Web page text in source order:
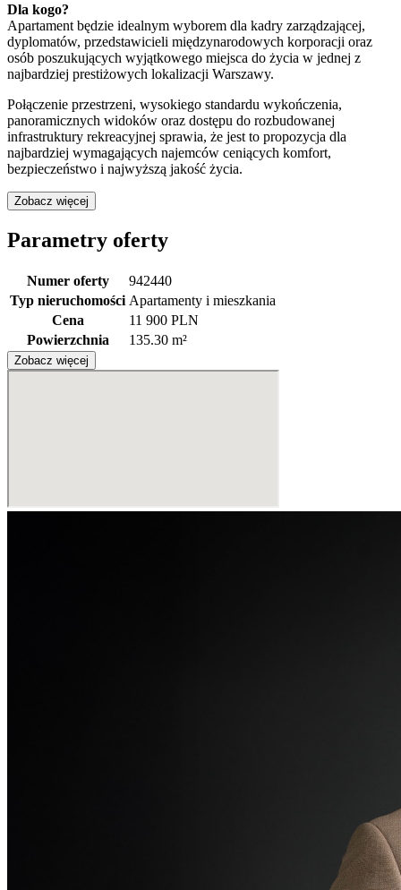
Dla kogo?
Apartament będzie idealnym wyborem dla kadry zarządzającej,
dyplomatów, przedstawicieli międzynarodowych korporacji oraz
osób poszukujących wyjątkowego miejsca do życia w jednej z
najbardziej prestiżowych lokalizacji Warszawy.
Połączenie przestrzeni, wysokiego standardu wykończenia,
panoramicznych widoków oraz dostępu do rozbudowanej
infrastruktury rekreacyjnej sprawia, że jest to propozycja dla
najbardziej wymagających najemców ceniących komfort,
bezpieczeństwo i najwyższą jakość życia.
Zobacz więcej
Parametry oferty
Numer oferty
942440
Typ nieruchomości Apartamenty i mieszkania
Cena
11 900 PLN
Powierzchnia
135.30 m²
Zobacz więcej